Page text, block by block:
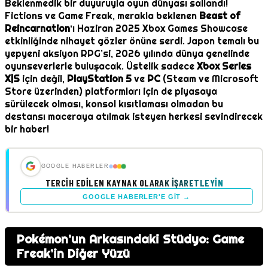
Beklenmedik bir duyuruyla oyun dünyası sallandı!
Fictions ve Game Freak, merakla beklenen Beast of
Reincarnation‘ı Haziran 2025 Xbox Games Showcase
etkinliğinde nihayet gözler önüne serdi. Japon temalı bu
yepyeni aksiyon RPG’si, 2026 yılında dünya genelinde
oyunseverlerle buluşacak. Üstelik sadeceXbox Series
X|S için değil, PlayStation 5ve PC (Steam ve Microsoft
Store üzerinden) platformları için de piyasaya
sürülecek olması, konsol kısıtlaması olmadan bu
destansı maceraya atılmak isteyen herkesi sevindirecek
bir haber!
GOOGLE HABERLER
TERCIH EDILEN KAYNAK OLARAK İŞARETLEYIN
GOOGLE HABERLER'E GIT →
Pokémon’un Arkasındaki Stüdyo: Game
Freak’in Diğer Yüzü